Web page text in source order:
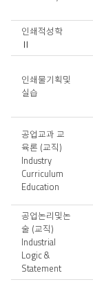
3
인쇄적성학
Ⅱ
인쇄물기획및
실습
공업교과 교
육론 (교직)
Industry
Curriculum
Education
공업논리및논
술 (교직)
Industrial
Logic &
Statement